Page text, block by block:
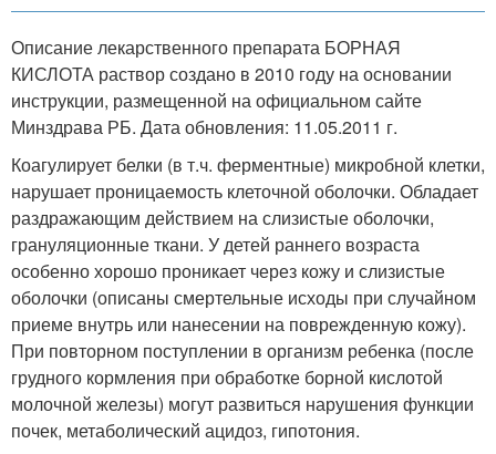
Описание лекарственного препарата БОРНАЯ
КИСЛОТА раствор создано в 2010 году на основании
инструкции, размещенной на официальном сайте
Минздрава РБ. Дата обновления: 11.05.2011 г.
Коагулирует белки (в т.ч. ферментные) микробной клетки,
нарушает проницаемость клеточной оболочки. Обладает
раздражающим действием на слизистые оболочки,
грануляционные ткани. У детей раннего возраста
особенно хорошо проникает через кожу и слизистые
оболочки (описаны смертельные исходы при случайном
приеме внутрь или нанесении на поврежденную кожу).
При повторном поступлении в организм ребенка (после
грудного кормления при обработке борной кислотой
молочной железы) могут развиться нарушения функции
почек, метаболический ацидоз, гипотония.